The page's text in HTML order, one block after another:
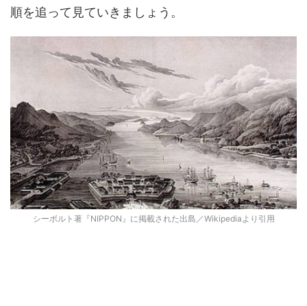
順を追って見ていきましょう。
シーボルト著『NIPPON』に掲載された出島／Wikipediaより引用